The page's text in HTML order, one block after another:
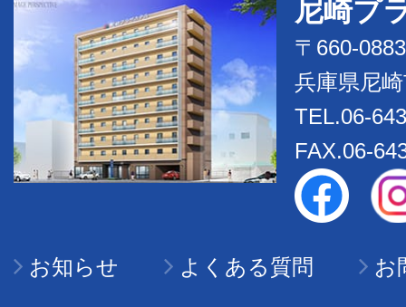
尼崎プ
〒660-0883
兵庫県尼
TEL.06-
FAX.06-
お知らせ よくある質問 お